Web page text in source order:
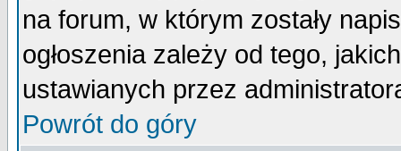
na forum, w którym zostały
ogłoszenia zależy od tego,
ustawianych przez
Powrót do góry